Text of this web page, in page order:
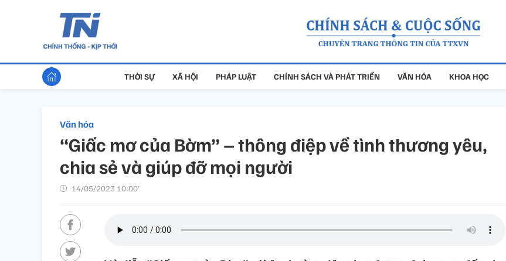
THỜI SỰ XÃ HỘI PHÁP LUẬT CHÍNH SÁCH VÀ PHÁT TRIỂN VĂN HÓA KHOA HỌC
Văn hóa
“Giấc mơ của Bờm” – thông điệp về tình thương yêu,
chia sẻ và giúp đỡ mọi người
14/05/2023 10:00’